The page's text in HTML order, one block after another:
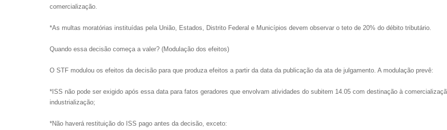
comercialização.
*As multas moratórias instituídas pela União, Estados, Distrito Federal e Municípios devem observar o teto de 20% do débito tributário.
Quando essa decisão começa a valer? (Modulação dos efeitos)
O STF modulou os efeitos da decisão para que produza efeitos a partir da data da publicação da ata de julgamento. A modulação prevê:
*ISS não pode ser exigido após essa data para fatos geradores que envolvam atividades do subitem 14.05 com destinação à
industrialização;
*Não haverá restituição do ISS pago antes da decisão, exceto: